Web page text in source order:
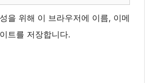
을 위해 이 브라우저에 이름, 이메
트를 저장합니다.